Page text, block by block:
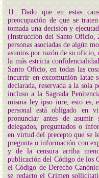
11. Dado que en estas
preocupación de que se
tomada una decisión y
(Instrucción del Santo Oficio,
personas asociadas de algún
asuntos por razón de su oficio,
la más estricta
Santo Oficio, en todas las
incurrir en excomunión latae
declarada, reservada a la sola
incluso a la Sagrada
misma ley ipso iure, esto es,
personal está obligado en
pronunciar antes de asumir
delegados, preguntados o
en virtud del precepto que se
pregunta o información con
y de la censura arriba
publicación del Código de los
el Código de Derecho
se redacto el Crimen